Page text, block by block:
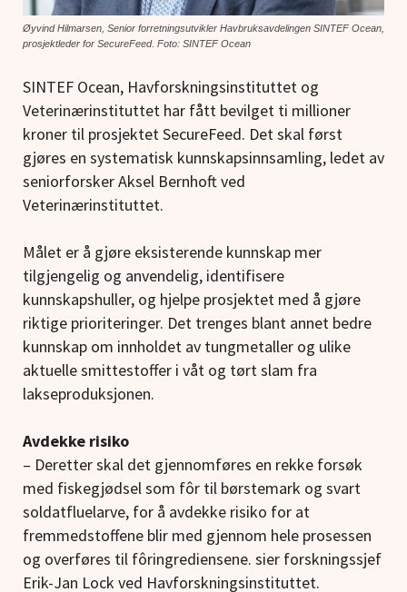
Øyvind Hilmarsen, Senior forretningsutvikler Havbruksavdelingen SINTEF Ocean,
prosjektleder for SecureFeed. Foto: SINTEF Ocean
SINTEF Ocean, Havforskningsinstituttet og
Veterinærinstituttet har fått bevilget ti millioner
kroner til prosjektet SecureFeed. Det skal først
gjøres en systematisk kunnskapsinnsamling, ledet av
seniorforsker Aksel Bernhoft ved
Veterinærinstituttet.
Målet er å gjøre eksisterende kunnskap mer
tilgjengelig og anvendelig, identifisere
kunnskapshuller, og hjelpe prosjektet med å gjøre
riktige prioriteringer. Det trenges blant annet bedre
kunnskap om innholdet av tungmetaller og ulike
aktuelle smittestoffer i våt og tørt slam fra
lakseproduksjonen.
Avdekke risiko
– Deretter skal det gjennomføres en rekke forsøk
med fiskegjødsel som fôr til børstemark og svart
soldatfluelarve, for å avdekke risiko for at
fremmedstoffene blir med gjennom hele prosessen
og overføres til fôringrediensene. sier forskningssjef
Erik-Jan Lock ved Havforskningsinstituttet.